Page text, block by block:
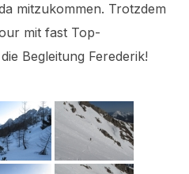
mitzukommen. Trotzdem
mit fast Top-
Begleitung Ferederik!